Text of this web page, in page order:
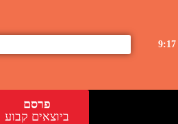
פרסם
ביוצאים קבוע